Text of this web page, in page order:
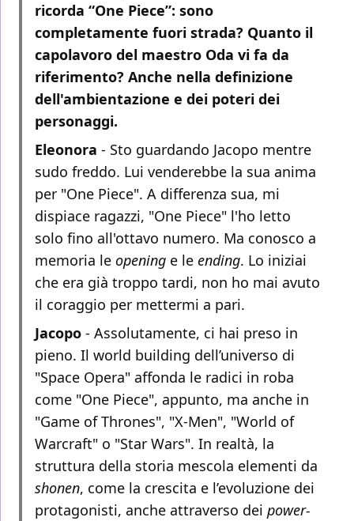
ricorda “One Piece”: sono
completamente fuori strada? Quanto il
capolavoro del maestro Oda vi fa da
riferimento? Anche nella definizione
dell'ambientazione e dei poteri dei
personaggi.
Eleonora - Sto guardando Jacopo mentre
sudo freddo. Lui venderebbe la sua anima
per "One Piece". A differenza sua, mi
dispiace ragazzi, "One Piece" l'ho letto
solo fino all'ottavo numero. Ma conosco a
memoria le opening e le ending. Lo iniziai
che era già troppo tardi, non ho mai avuto
il coraggio per mettermi a pari.
Jacopo - Assolutamente, ci hai preso in
pieno. Il world building dell’universo di
"Space Opera" affonda le radici in roba
come "One Piece", appunto, ma anche in
"Game of Thrones", "X-Men", "World of
Warcraft" o "Star Wars". In realtà, la
struttura della storia mescola elementi da
shonen, come la crescita e l’evoluzione dei
protagonisti, anche attraverso dei power-